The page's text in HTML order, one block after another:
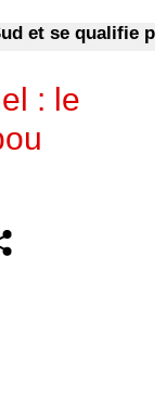
se qualifie pour
: le